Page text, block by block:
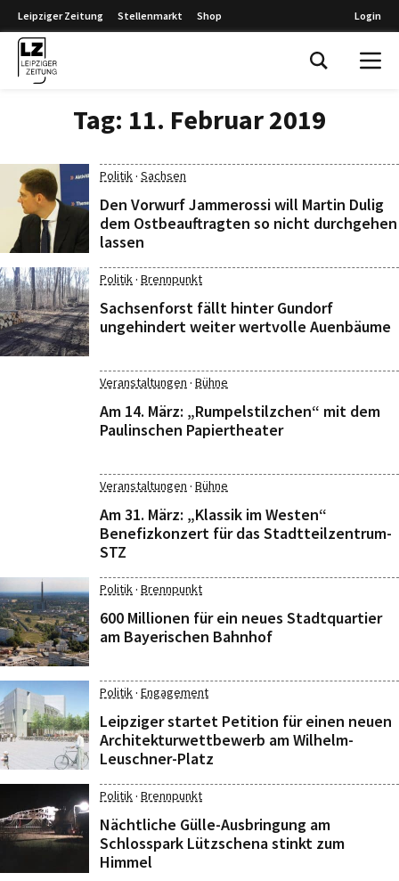
Leipziger Zeitung Stellenmarkt Shop Login
Tag: 11. Februar 2019
Politik· Sachsen
Den Vorwurf Jammerossi will Martin Dulig
dem Ostbeauftragten so nicht durchgehen
lassen
Politik· Brennpunkt
Sachsenforst fällt hinter Gundorf
ungehindert weiter wertvolle Auenbäume
Veranstaltungen · Bühne
Am 14. März: „Rumpelstilzchen“ mit dem
Paulinschen Papiertheater
Veranstaltungen · Bühne
Am 31. März: „Klassik im Westen“
Benefizkonzert für das Stadtteilzentrum-​
STZ
Politik· Brennpunkt
600 Millionen für ein neues Stadtquartier
am Bayerischen Bahnhof
Politik· Engagement
Leipziger startet Petition für einen neuen
Architekturwettbewerb am Wilhelm-
Leuschner-Platz
Politik· Brennpunkt
Nächtliche Gülle-Ausbringung am
Schlosspark Lützschena stinkt zum
Himmel